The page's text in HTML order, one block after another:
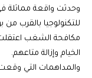
وحدثت واقعة
للتكنولوجيا
الخيام وإزالة متاعهم.
والمداهمات التي